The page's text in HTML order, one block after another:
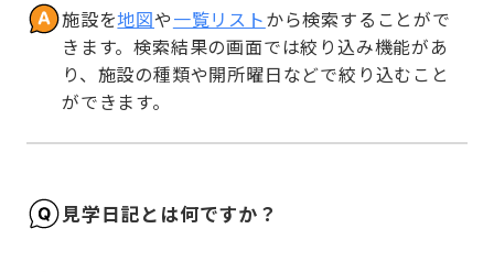
施設を地図や一覧リストから検索することがで
きます。検索結果の画面では絞り込み機能があ
り、施設の種類や開所曜日などで絞り込むこと
ができます。
見学日記とは何ですか？